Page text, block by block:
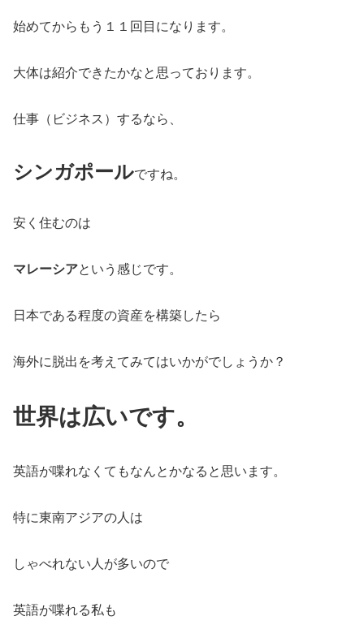
始めてからもう１１回目になります。
大体は紹介できたかなと思っております。
仕事（ビジネス）するなら、
シンガポールですね。
安く住むのは
マレーシアという感じです。
日本である程度の資産を構築したら
海外に脱出を考えてみてはいかがでしょうか？
世界は広いです。
英語が喋れなくてもなんとかなると思います。
特に東南アジアの人は
しゃべれない人が多いので
英語が喋れる私も